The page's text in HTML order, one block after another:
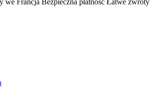
we Francja Bezpieczna płatność Łatwe zwroty